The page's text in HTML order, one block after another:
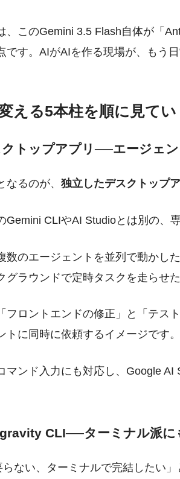
、このGemini 3.5 Flash自体が「
です。AIがAIを作る現場が、もう
える5本柱を順に見てい
トップアプリ──エージェ
なるのが、 独立したデスクトップ
Gemini CLIやAI Studioとは別の、
数のエージェントを並列で動かし
グラウンドで定時タスクを走らせた
フロントエンドの修正」と「テス
トに同時に依頼するイメージです。
マンド入力にも対応し、Google
CLI──ターミナル派に
らない、ターミナルで完結したい」